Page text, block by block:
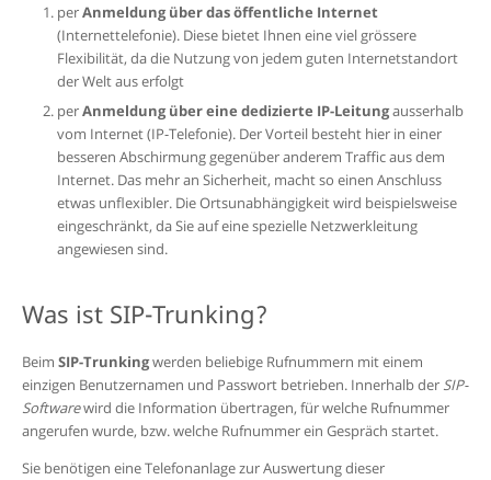
perAnmeldung über das öffentliche Internet
(Internettelefonie). Diese bietet Ihnen eine viel grössere
Flexibilität, da die Nutzung von jedem guten Internetstandort
der Welt aus erfolgt
perAnmeldung über eine dedizierte IP-Leitungausserhalb
vom Internet (IP-Telefonie). Der Vorteil besteht hier in einer
besseren Abschirmung gegenüber anderem Traffic aus dem
Internet. Das mehr an Sicherheit, macht so einen Anschluss
etwas unflexibler. Die Ortsunabhängigkeit wird beispielsweise
eingeschränkt, da Sie auf eine spezielle Netzwerkleitung
angewiesen sind.
Was ist SIP-Trunking?
Beim SIP-Trunkingwerden beliebige Rufnummern mit einem
einzigen Benutzernamen und Passwort betrieben. Innerhalb der SIP-
Softwarewird die Information übertragen, für welche Rufnummer
angerufen wurde, bzw. welche Rufnummer ein Gespräch startet.
Sie benötigen eine Telefonanlage zur Auswertung dieser